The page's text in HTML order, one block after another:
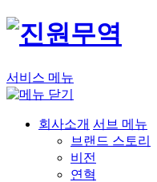
서비스 메뉴
회사소개 서브 메뉴
브랜드 스토리
비전
연혁